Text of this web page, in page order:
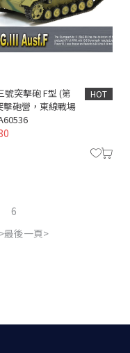
號突擊砲 F型 (第
擊砲營，東線戰場
HOT
6
最後一頁